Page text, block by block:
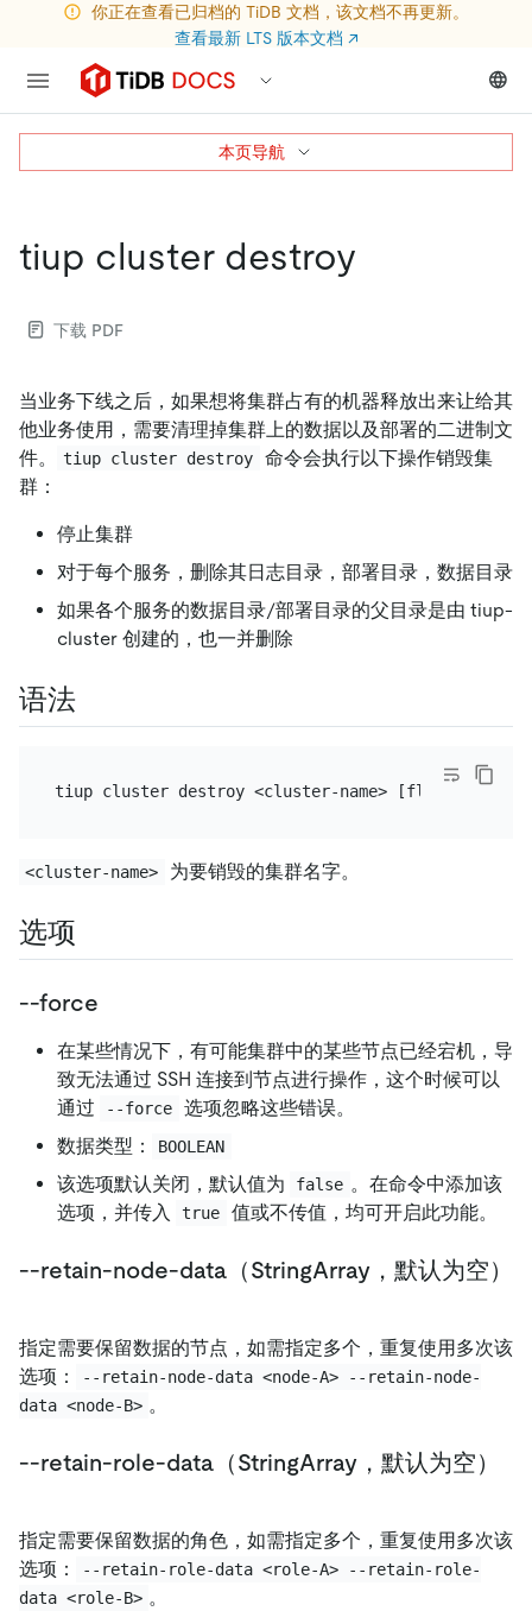
你正在查看已归档的 TiDB 文档，该文档不再更新。
查看最新 LTS 版本文档 ↗
tiup cluster destroy
下载 PDF
当业务下线之后，如果想将集群占有的机器释放出来让给其
他业务使用，需要清理掉集群上的数据以及部署的二进制文
件。
tiup cluster destroy
命令会执行以下操作销毁集
群：
停止集群
对于每个服务，删除其日志目录，部署目录，数据目录
如果各个服务的数据目录/部署目录的父目录是由 tiup-
cluster 创建的，也一并删除
语法
<cluster-name> 为要销毁的集群名字。
选项
--force
在某些情况下，有可能集群中的某些节点已经宕机，导
致无法通过 SSH 连接到节点进行操作，这个时候可以
通过
--force
选项忽略这些错误。
数据类型：
BOOLEAN
该选项默认关闭，默认值为 false 。在命令中添加该
选项，并传入
true 值或不传值，均可开启此功能。
--retain-node-data（StringArray，默认为空）
指定需要保留数据的节点，如需指定多个，重复使用多次该
选项：
--retain-node-data <node-A> --retain-node-
data <node-B> 。
--retain-role-data（StringArray，默认为空）
指定需要保留数据的角色，如需指定多个，重复使用多次该
选项：
--retain-role-data <role-A> --retain-role-
data <role-B> 。
本页导航